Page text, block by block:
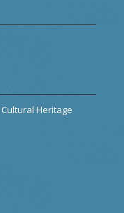
Heritage